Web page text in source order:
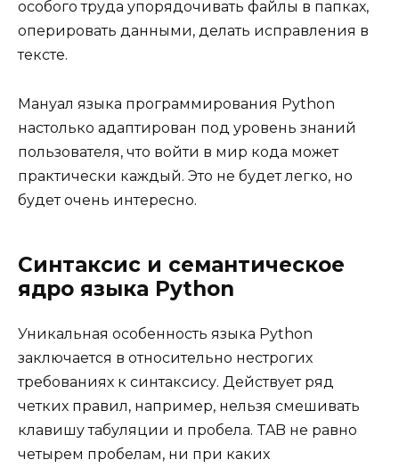
особого труда упорядочивать файлы в папках,
оперировать данными, делать исправления в
тексте.
Мануал языка программирования Python
настолько адаптирован под уровень знаний
пользователя, что войти в мир кода может
практически каждый. Это не будет легко, но
будет очень интересно.
Синтаксис и семантическое
ядро языка Python
Уникальная особенность языка Python
заключается в относительно нестрогих
требованиях к синтаксису. Действует ряд
четких правил, например, нельзя смешивать
клавишу табуляции и пробела. TAB не равно
четырем пробелам, ни при каких